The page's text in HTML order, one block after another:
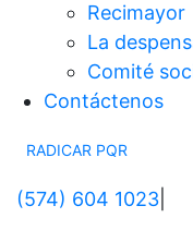
Recimayor
La
Comité
Contáctenos
RADICAR PQR
(574) 604 1023